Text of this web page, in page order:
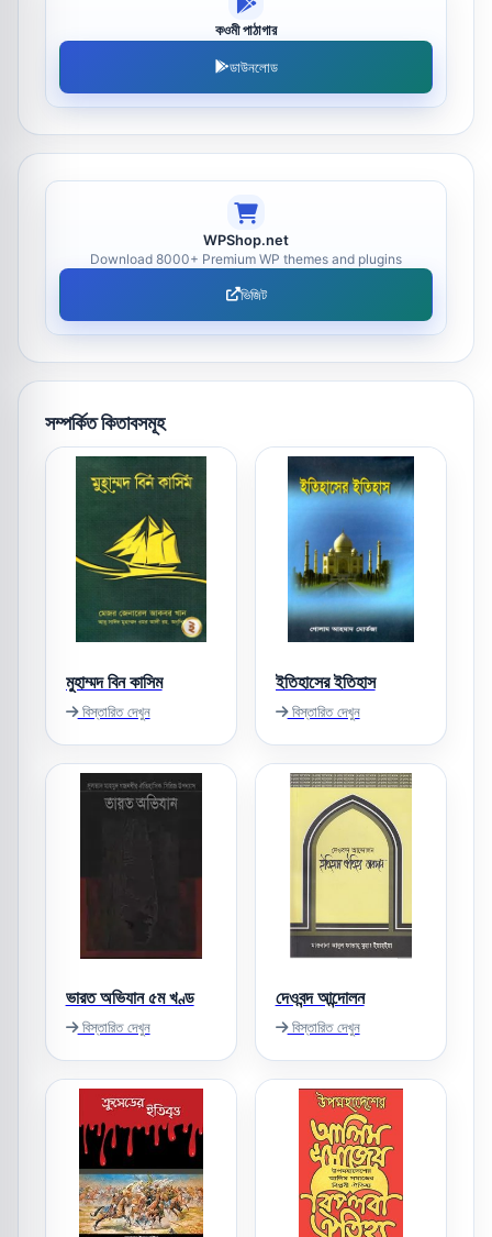
কওমী পাঠাগার
ডাউনলোড
WPShop.net
Download 8000+ Premium WP themes and plugins
ভিজিট
সম্পর্কিত কিতাবসমূহ
মুহাম্মদ বিন কাসিম
বিস্তারিত দেখুন
ইতিহাসের ইতিহাস
বিস্তারিত দেখুন
ভারত অভিযান ৫ম খণ্ড
বিস্তারিত দেখুন
দেওবন্দ আন্দোলন
বিস্তারিত দেখুন